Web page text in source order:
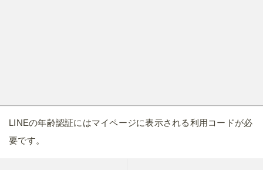
LINEの年齢認証にはマイページに表示される利用コードが必
要です。